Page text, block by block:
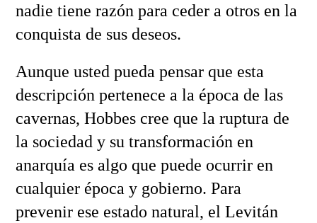
nadie tiene razón para ceder a otros en la
conquista de sus deseos.
Aunque usted pueda pensar que esta
descripción pertenece a la época de las
cavernas, Hobbes cree que la ruptura de
la sociedad y su transformación en
anarquía es algo que puede ocurrir en
cualquier época y gobierno. Para
prevenir ese estado natural, el Levitán